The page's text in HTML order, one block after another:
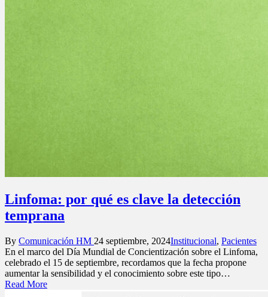
Linfoma: por qué es clave la detección
temprana
Posted
by
By Comunicación HM 24 septiembre, 2024Posted
in
Institucional, Pacientes
En el marco del Día Mundial de Concientización sobre el Linfoma,
celebrado el 15 de septiembre, recordamos que la fecha propone
aumentar la sensibilidad y el conocimiento sobre este tipo…
Read More